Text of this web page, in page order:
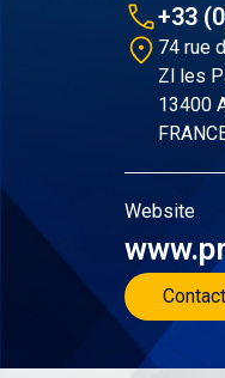
+33
74 rue
Zl les
13400
Website
Contact